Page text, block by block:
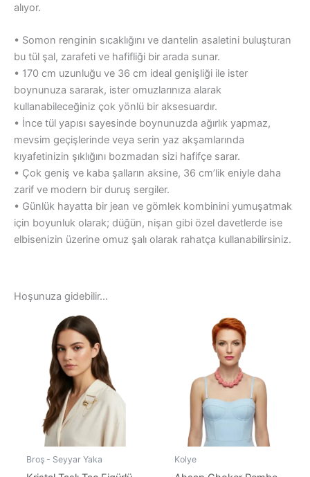
alıyor.
• Somon renginin sıcaklığını ve dantelin asaletini buluşturan
bu tül şal, zarafeti ve hafifliği bir arada sunar.
• 170 cm uzunluğu ve 36 cm ideal genişliği ile ister
boynunuza sararak, ister omuzlarınıza alarak
kullanabileceğiniz çok yönlü bir aksesuardır.
• İnce tül yapısı sayesinde boynunuzda ağırlık yapmaz,
mevsim geçişlerinde veya serin yaz akşamlarında
kıyafetinizin şıklığını bozmadan sizi hafifçe sarar.
• Çok geniş ve kaba şalların aksine, 36 cm’lik eniyle daha
zarif ve modern bir duruş sergiler.
• Günlük hayatta bir jean ve gömlek kombinini yumuşatmak
için boyunluk olarak; düğün, nişan gibi özel davetlerde ise
elbisenizin üzerine omuz şalı olarak rahatça kullanabilirsiniz.
Hoşunuza gidebilir…
Broş - Seyyar Yaka Kolye